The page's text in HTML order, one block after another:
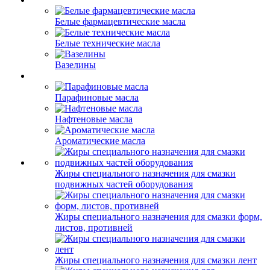
Белые фармацевтические масла
Белые технические масла
Вазелины
Парафиновые масла
Нафтеновые масла
Ароматические масла
Жиры специального назначения для смазки
подвижных частей оборудования
Жиры специального назначения для смазки форм,
листов, противней
Жиры специального назначения для смазки лент